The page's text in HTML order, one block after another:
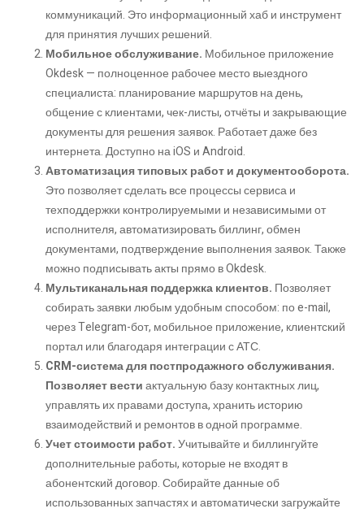
коммуникаций. Это информационный хаб и инструмент
для принятия лучших решений.
Мобильное обслуживание. Мобильное приложение
Okdesk — полноценное рабочее место выездного
специалиста: планирование маршрутов на день,
общение с клиентами, чек-листы, отчёты и закрывающие
документы для решения заявок. Работает даже без
интернета. Доступно на iOS и Android.
Автоматизация типовых работ и документооборота.
Это позволяет сделать все процессы сервиса и
техподдержки контролируемыми и независимыми от
исполнителя, автоматизировать биллинг, обмен
документами, подтверждение выполнения заявок. Также
можно подписывать акты прямо в Okdesk.
Мультиканальная поддержка клиентов. Позволяет
собирать заявки любым удобным способом: по e-mail,
через Telegram-бот, мобильное приложение, клиентский
портал или благодаря интеграции с АТС.
CRM-система для постпродажного обслуживания.
Позволяет вестиактуальную базу контактных лиц,
управлять их правами доступа, хранить историю
взаимодействий и ремонтов в одной программе.
Учет стоимости работ.Учитывайте и биллингуйте
дополнительные работы, которые не входят в
абонентский договор. Собирайте данные об
использованных запчастях и автоматически загружайте